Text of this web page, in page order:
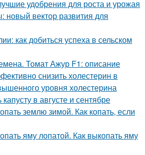
удобрения для роста и урожая
новый вектор развития для
как добиться успеха в сельском
Томат Ажур F1: описание
снизить холестерин в
уровня холестерина
в августе и сентябре
землю зимой. Как копать, если
яму лопатой. Как выкопать яму